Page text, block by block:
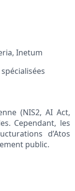
Inetum
(NIS2, AI Act,
Cependant, les
d’Atos
public.